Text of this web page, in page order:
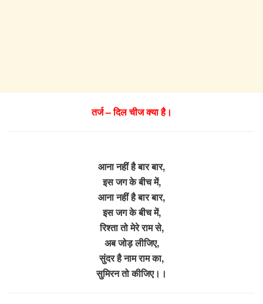
तर्ज – दिल चीज क्या है।
आना नहीं है बार बार,
इस जग के बीच में,
आना नहीं है बार बार,
इस जग के बीच में,
रिश्ता तो मेरे राम से,
अब जोड़ लीजिए,
सुंदर है नाम राम का,
सुमिरन तो कीजिए।।